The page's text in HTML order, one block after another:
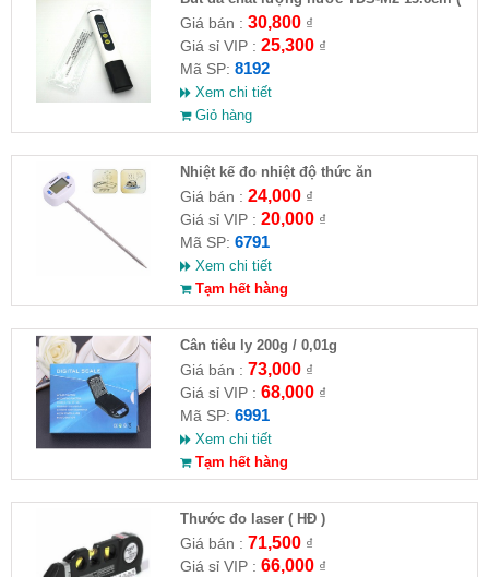
HĐ )
Giá bán : 30,800₫
Giá sỉ VIP : 25,300₫
Mã SP: 8192
Xem chi tiết
Giỏ hàng
Nhiệt kế đo nhiệt độ thức ăn
Giá bán : 24,000₫
Giá sỉ VIP : 20,000₫
Mã SP: 6791
Xem chi tiết
Tạm hết hàng
Cân tiêu ly 200g / 0,01g
Giá bán : 73,000₫
Giá sỉ VIP : 68,000₫
Mã SP: 6991
Xem chi tiết
Tạm hết hàng
Thước đo laser ( HĐ )
Giá bán : 71,500₫
Giá sỉ VIP : 66,000₫